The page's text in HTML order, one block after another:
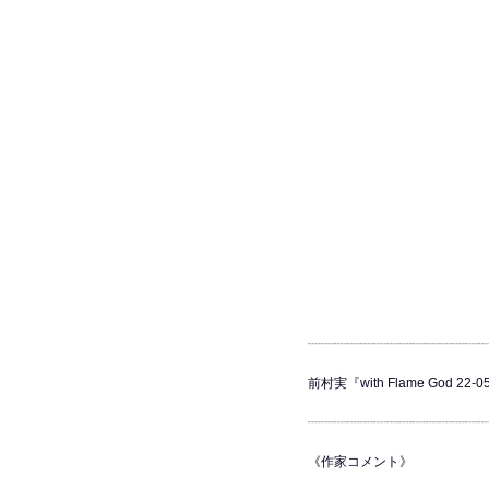
前村実『with Flame God 22-05
《作家コメント》